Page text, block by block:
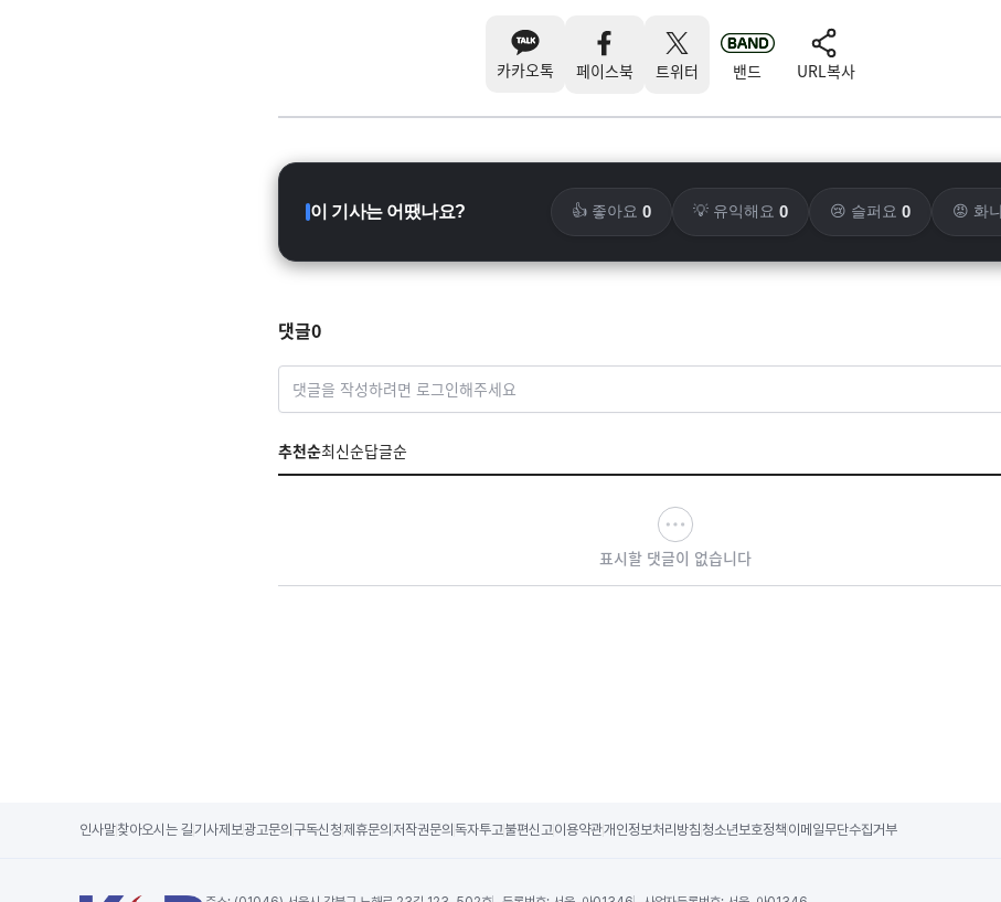
카카오톡 페이스북 트위터 밴드 URL복사
이 기사는 어땠나요? 👍 좋아요 0 💡 유익해요 0 😢 슬퍼요 0 😡 화
댓글0
댓글을 작성하려면 로그인해주세요
추천순최신순답글순
표시할 댓글이 없습니다
인사말찾아오시는 길기사제보광고문의 구독신청제휴문의 저작권문의 독자투고불편신고이용약관개인정보처리방침 청소년보호정책 이메일무단수집거부